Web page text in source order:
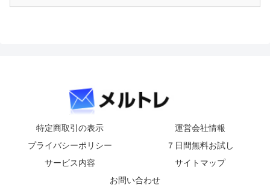
特定商取引の表示
運営会社情報
プライバシーポリシー
７日間無料お試し
サービス内容
サイトマップ
お問い合わせ